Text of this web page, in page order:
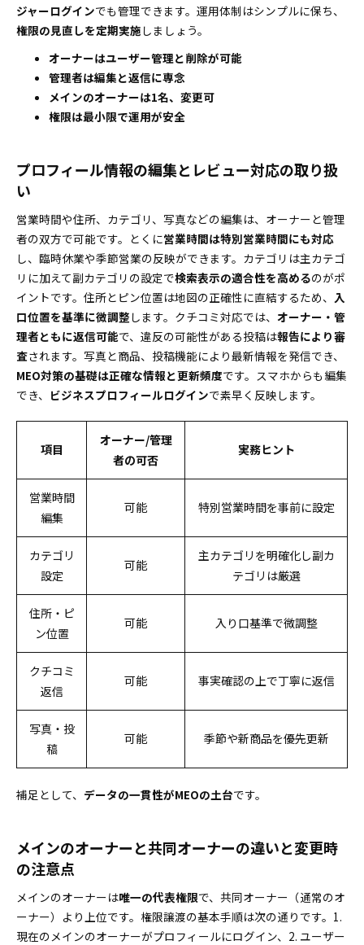
Googleマップビジネスオーナーの誤操作を防ぐた
めの事前チェックリスト
ビジネスプロフィールへのログイン障害や認証できな
い時の復旧術まるわかりガイド
アカウントの復旧と二段階認証の見直し
確認コードの入力エラーと再申請の流れ
グーグルマップビジネスオーナー手順を一気に時短！
チェックリストで最短完了を目指そう
所有権のリクエストからメインのオーナー変更ま
での流れ
グーグルマップビジネスオーナーに関するみんなの疑
問を徹底解決！よくある質問集
費用はかかるのかと無料でできる範囲
管理者とオーナーの違いと付与のベストプラクテ
ィス
ジャーログインでも管理できます。運用体制はシンプルに保ち、
権限の見直しを定期実施 しましょう。
オーナーはユーザー管理と削除が可能
管理者は編集と返信に専念
メインのオーナーは1名、変更可
権限は最小限で運用が安全
プロフィール情報の編集とレビュー対応の取り扱
い
営業時間や住所、カテゴリ、写真などの編集は、オーナーと管理
者の双方で可能です。とくに営業時間は特別営業時間にも対応
し、臨時休業や季節営業の反映ができます。カテゴリは主カテゴ
リに加えて副カテゴリの設定で検索表示の適合性を高めるのがポ
イントです。住所とピン位置は地図の正確性に直結するため、 入
口位置を基準に微調整 します。クチコミ対応では、 オーナー・管
理者ともに返信可能で、違反の可能性がある投稿は報告により審
査されます。写真と商品、投稿機能により最新情報を発信でき、
MEO対策の基礎は正確な情報と更新頻度です。スマホからも編集
でき、 ビジネスプロフィールログインで素早く反映します。
項目
オーナー/管理
者の可否
実務ヒント
営業時間
編集
可能 特別営業時間を事前に設定
カテゴリ
設定
可能
主カテゴリを明確化し副カ
テゴリは厳選
住所・ピ
ン位置
可能 入り口基準で微調整
クチコミ
返信
可能 事実確認の上で丁寧に返信
写真・投
稿
可能 季節や新商品を優先更新
補足として、 データの一貫性がMEOの土台です。
メインのオーナーと共同オーナーの違いと変更時
の注意点
メインのオーナーは唯一の代表権限で、共同オーナー（通常のオ
ーナー）より上位です。権限譲渡の基本手順は次の通りです。1.
現在のメインのオーナーがプロフィールにログイン、2. ユーザー